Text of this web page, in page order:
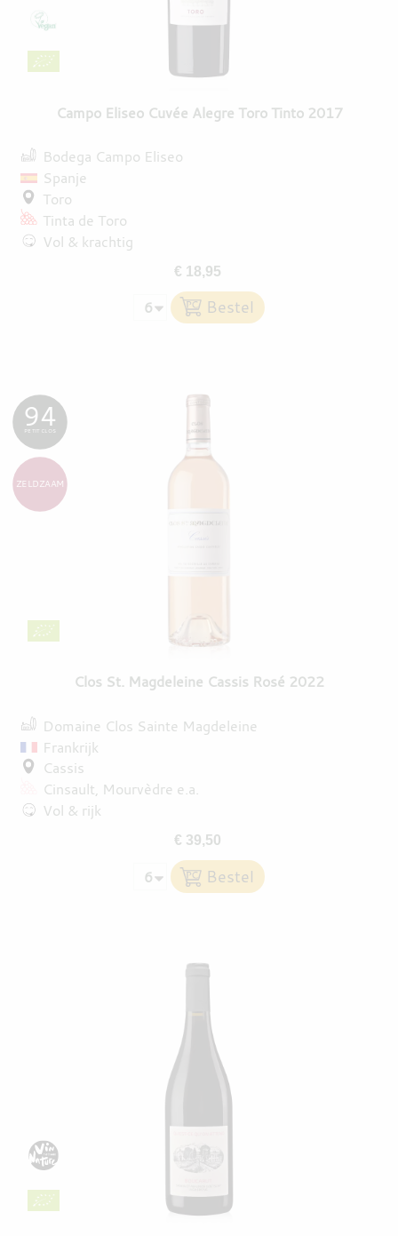
DESTILLATEN
MEER
Campo Eliseo Cuvée Alegre Toro Tinto 2017
Bodega Campo Eliseo
Spanje
Toro
Tinta de Toro
Vol & krachtig
€ 18,95
Clos St. Magdeleine Cassis Rosé 2022
94
PETIT CLOS
ZELDZAAM
Domaine Clos Sainte Magdeleine
Frankrijk
Cassis
Cinsault Mourvèdre e.a.
Vol & rijk
€ 39,50